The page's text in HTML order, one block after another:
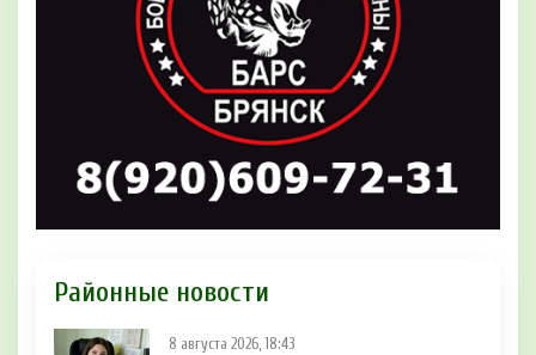
Районные новости
8 августа 2026, 18:43